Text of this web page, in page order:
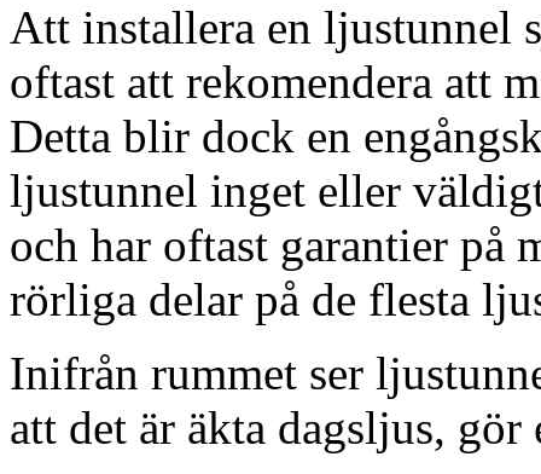
Att installera en ljustunnel
oftast att rekomendera att
Detta blir dock en
ljustunnel inget eller
och har oftast garantier på
rörliga delar på de flesta
Inifrån rummet ser
att det är äkta dagsljus,